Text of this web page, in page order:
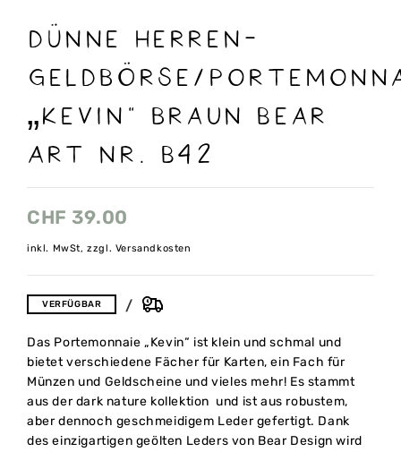
Dünne Herren-
Geldbörse/
„Kevin“ braun Bear
Art nr. B42
CHF 39.00
inkl. MwSt, zzgl. Versandkosten
VERFÜGBAR
Das Portemonnaie „Kevin“ ist klein und schmal und
bietet verschiedene Fächer für Karten, ein Fach für
Münzen und Geldscheine und vieles mehr! Es stammt
aus der dark nature kollektion und ist aus robustem,
aber dennoch geschmeidigem Leder gefertigt. Dank
des einzigartigen geölten Leders von Bear Design wird